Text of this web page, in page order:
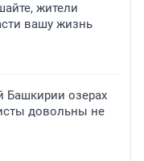
жители
вашу жизнь
Башкирии озерах
довольны не